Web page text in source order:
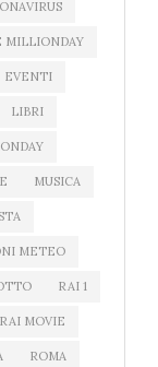
MILLIONDAY
EVENTI
LIBRI
MUSICA
METEO
RAI 1
RAI MOVIE
ROMA